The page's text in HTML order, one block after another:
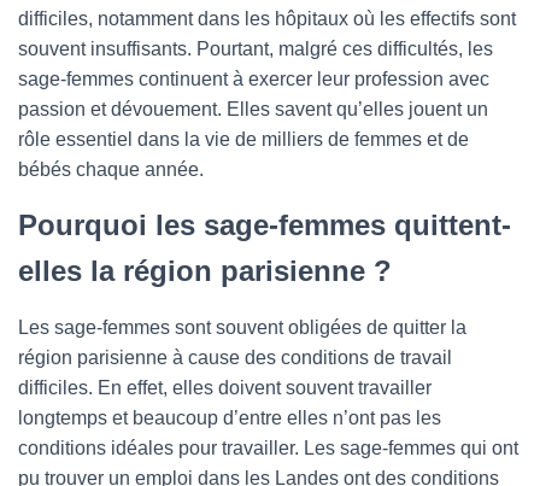
difficiles, notamment dans les hôpitaux où les effectifs sont
souvent insuffisants. Pourtant, malgré ces difficultés, les
sage-femmes continuent à exercer leur profession avec
passion et dévouement. Elles savent qu’elles jouent un
rôle essentiel dans la vie de milliers de femmes et de
bébés chaque année.
Pourquoi les sage-femmes quittent-
elles la région parisienne ?
Les sage-femmes sont souvent obligées de quitter la
région parisienne à cause des conditions de travail
difficiles. En effet, elles doivent souvent travailler
longtemps et beaucoup d’entre elles n’ont pas les
conditions idéales pour travailler. Les sage-femmes qui ont
pu trouver un emploi dans les Landes ont des conditions